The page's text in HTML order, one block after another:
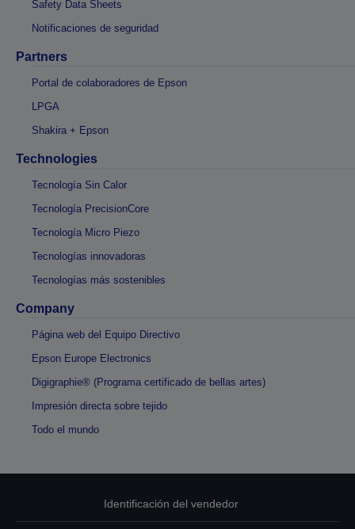
Safety Data Sheets
Notificaciones de seguridad
Partners
Portal de colaboradores de Epson
LPGA
Shakira + Epson
Technologies
Tecnología Sin Calor
Tecnología PrecisionCore
Tecnología Micro Piezo
Tecnologías innovadoras
Tecnologías más sostenibles
Company
Página web del Equipo Directivo
Epson Europe Electronics
Digigraphie® (Programa certificado de bellas artes)
Impresión directa sobre tejido
Todo el mundo
Identificación del vendedor